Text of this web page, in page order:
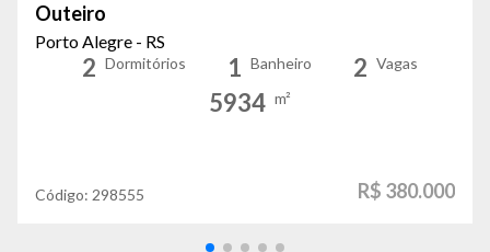
Outeiro
Porto Alegre - RS
2 Dormitórios 1 Banheiro 2 Vagas
5934 m²
Código: 298555 R$ 380.000